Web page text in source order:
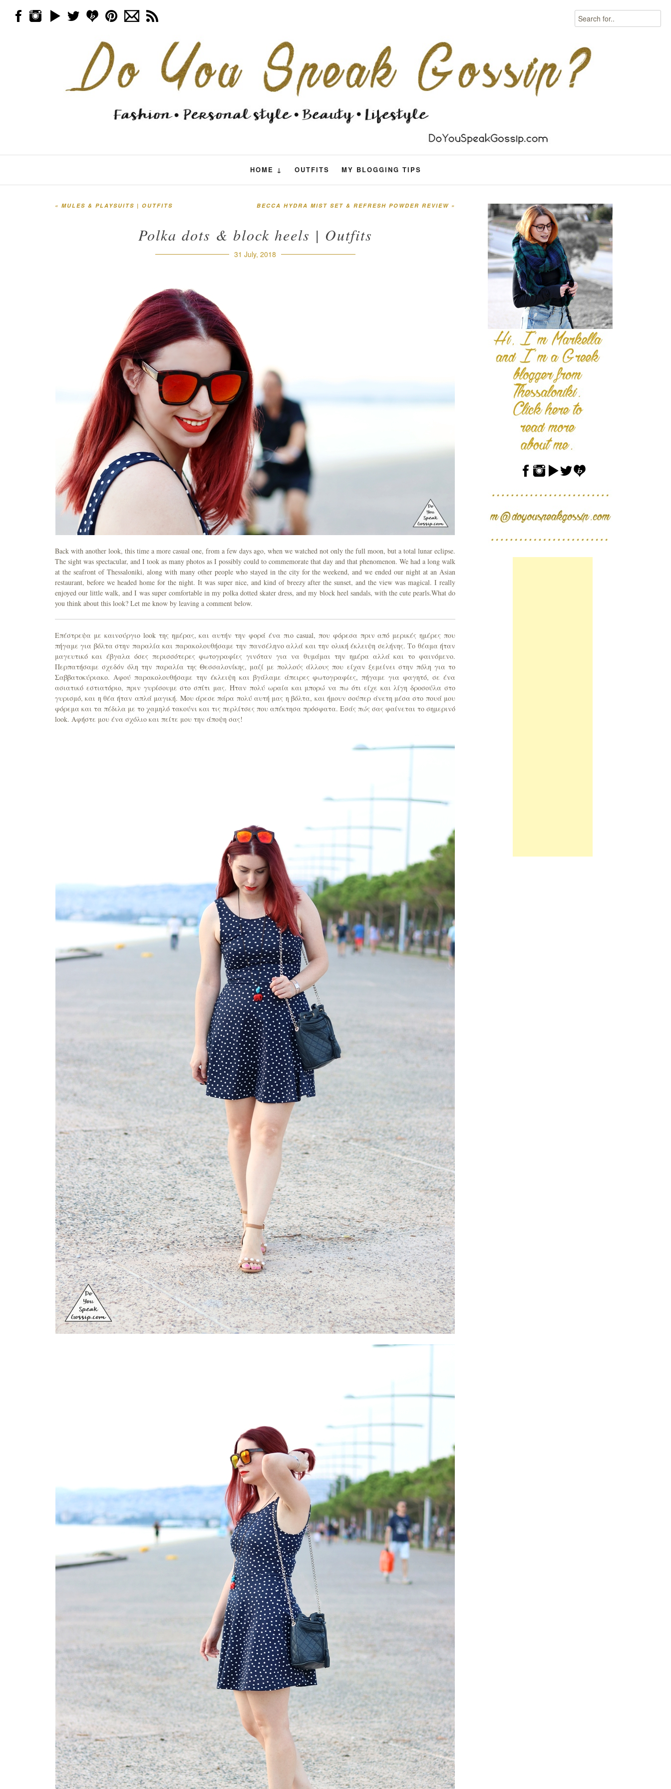
Search
HOME ↓ OUTFITS MY BLOGGING TIPS
Skip to content
BECCA HYDRA MIST SET & REFRESH POWDER REVIEW»
« MULES & PLAYSUITS | OUTFITS
Polka dots & block heels | Outfits
31 July, 2018
Back with another look, this time a more casual one, from a few days ago, when we watched not only the full moon, but a total lunar eclipse.
The sight was spectacular, and I took as many photos as I possibly could to commemorate that day and that phenomenon. We had a long walk
at the seafront of Thessaloniki, along with many other people who stayed in the city for the weekend, and we ended our night at an Asian
restaurant, before we headed home for the night. It was super nice, and kind of breezy after the sunset, and the view was magical. I really
enjoyed our little walk, and I was super comfortable in my polka dotted skater dress, and my block heel sandals, with the cute pearls.What do
you think about this look? Let me know by leaving a comment below.
Επέστρεψα με καινούργιο look της ημέρας, και αυτήν την φορά ένα πιο casual, που φόρεσα πριν από μερικές ημέρες που
πήγαμε για βόλτα στην παραλία και παρακολουθήσαμε την πανσέληνο αλλά και την ολική έκλειψη σελήνης. Το θέαμα ήταν
μαγευτικό και έβγαλα όσες περισσότερες φωτογραφίες γινόταν για να θυμάμαι την ημέρα αλλά και το φαινόμενο.
Περπατήσαμε σχεδόν όλη την παραλία της Θεσσαλονίκης, μαζί με πολλούς άλλους που είχαν ξεμείνει στην πόλη για το
Σαββατοκύριακο. Αφού παρακολουθήσαμε την έκλειψη και βγάλαμε άπειρες φωτογραφίες, πήγαμε για φαγητό, σε ένα
ασιατικό εστιατόριο, πριν γυρίσουμε στο σπίτι μας. Ήταν πολύ ωραία και μπορώ να πω ότι είχε και λίγη δροσούλα στο
γυρισμό, και η θέα ήταν απλά μαγική. Μου άρεσε πάρα πολύ αυτή μας η βόλτα, και ήμουν σούπερ άνετη μέσα στο πουά μου
φόρεμα και τα πέδιλα με το χαμηλό τακούνι και τις περλίτσες που απέκτησα πρόσφατα. Εσάς πώς σας φαίνεται το σημερινό
look. Αφήστε μου ένα σχόλιο και πείτε μου την άποψη σας!